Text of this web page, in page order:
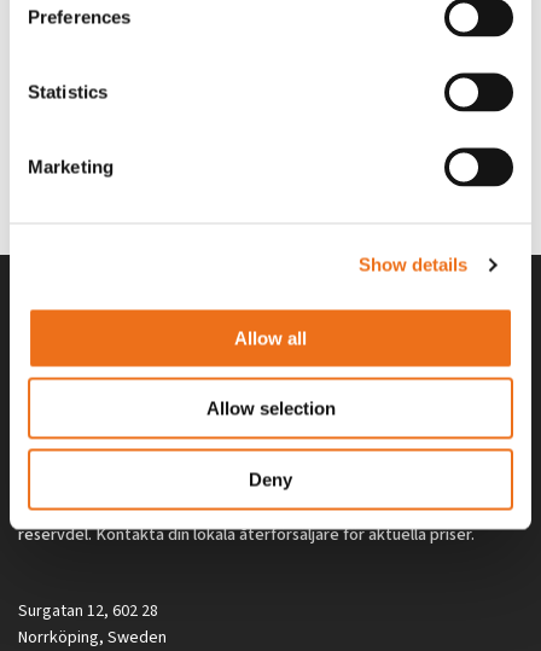
Preferences
Statistics
Marketing
Show details
Allow all
Allow selection
Deny
Lägg till i varukorg
Excidor Spakstyrning inkl 4-
SYU00010
Rotor teeth 8t/6k 7.5Gr/8 R6/14
Alla priser på tillbehör och tillval gäller vid köp av ny maskin. Priserna
gäller inte vid köp av enskild produkt, till exempel
reservdel. Kontakta din lokala återförsäljare för aktuella priser.
Surgatan 12, 602 28
Norrköping, Sweden